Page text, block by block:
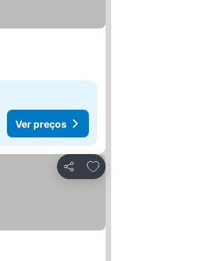
Ver preços
Partilhar
Adicionar aos favoritos